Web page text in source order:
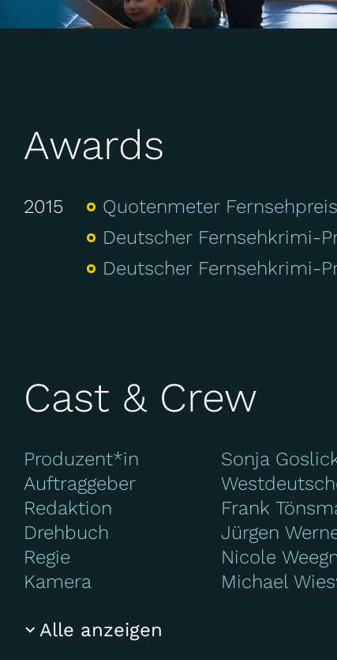
Awards
2015 Quotenmeter Fernsehpreis
Deutscher Fernsehkrimi-
Deutscher Fernsehkrimi-
Cast & Crew
Produzent*in
Sonja
Auftraggeber
Redaktion
Frank
Drehbuch
Jürgen
Regie
Nicole
Kamera
Michael
Alle anzeigen